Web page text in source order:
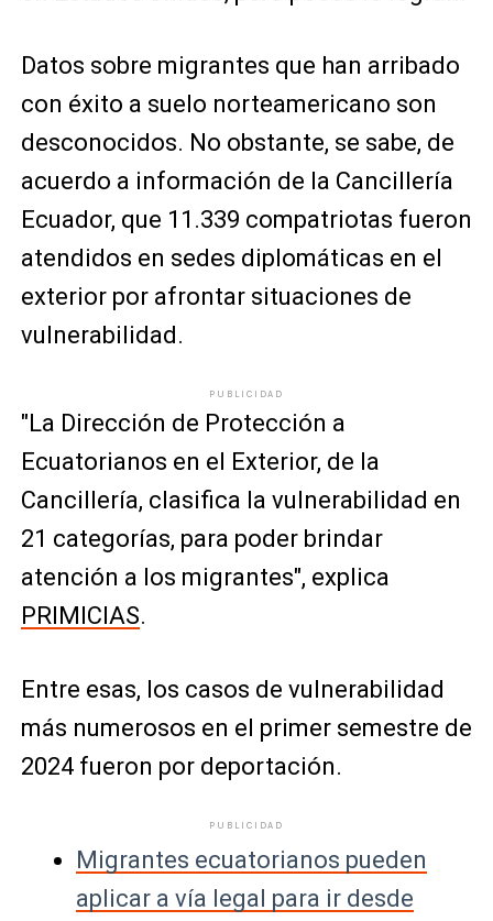
Datos sobre migrantes que han arribado
con éxito a suelo norteamericano son
desconocidos. No obstante, se sabe, de
acuerdo a información de la Cancillería
Ecuador, que 11.339 compatriotas fueron
atendidos en sedes diplomáticas en el
exterior por afrontar situaciones de
vulnerabilidad.
PUBLICIDAD
"La Dirección de Protección a
Ecuatorianos en el Exterior, de la
Cancillería, clasifica la vulnerabilidad en
21 categorías, para poder brindar
atención a los migrantes", explica
PRIMICIAS.
Entre esas, los casos de vulnerabilidad
más numerosos en el primer semestre de
2024 fueron por deportación.
PUBLICIDAD
Migrantes ecuatorianos pueden
aplicar a vía legal para ir desde